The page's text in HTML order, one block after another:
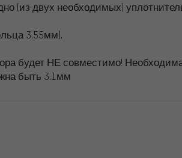
(из двух необходимых)
3.55мм).
будет НЕ совместимо!
быть 3.1мм